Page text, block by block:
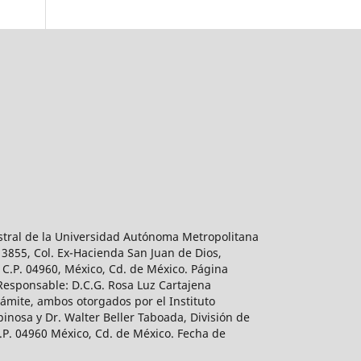
de la Universidad Autónoma Metropolitana
Col. Ex-Hacienda San Juan de Dios,
04960, México, Cd. de México. Página
D.C.G. Rosa Luz Cartajena
ambos otorgados por el Instituto
y Dr. Walter Beller Taboada, División de
04960 México, Cd. de México. Fecha de